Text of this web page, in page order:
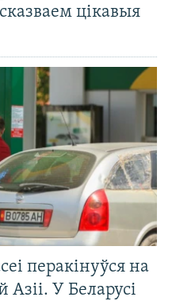
цікавыя
перакінуўся на
У Беларусі